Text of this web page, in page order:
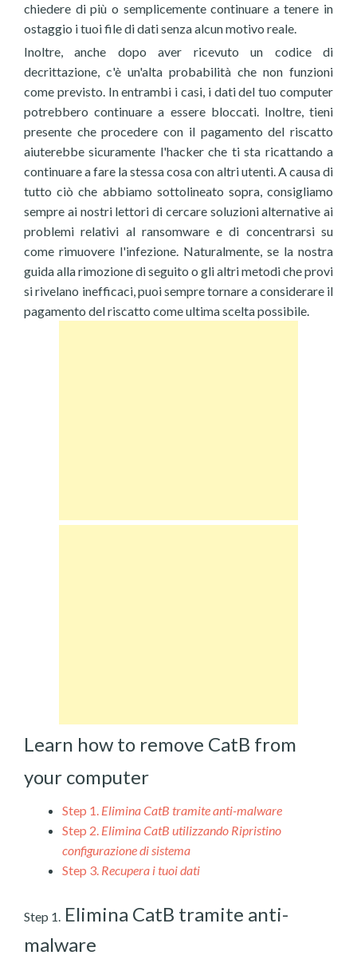
chiedere di più o semplicemente continuare a tenere in
ostaggio i tuoi file di dati senza alcun motivo reale.
Inoltre, anche dopo aver ricevuto un codice di
decrittazione, c'è un'alta probabilità che non funzioni
come previsto. In entrambi i casi, i dati del tuo computer
potrebbero continuare a essere bloccati. Inoltre, tieni
presente che procedere con il pagamento del riscatto
aiuterebbe sicuramente l'hacker che ti sta ricattando a
continuare a fare la stessa cosa con altri utenti. A causa di
tutto ciò che abbiamo sottolineato sopra, consigliamo
sempre ai nostri lettori di cercare soluzioni alternative ai
problemi relativi al ransomware e di concentrarsi su
come rimuovere l'infezione. Naturalmente, se la nostra
guida alla rimozione di seguito o gli altri metodi che provi
si rivelano inefficaci, puoi sempre tornare a considerare il
pagamento del riscatto come ultima scelta possibile.
Learn how to remove CatB from
your computer
Step 1. Elimina CatB tramite anti-malware
Step 2. Elimina CatB utilizzando Ripristino
configurazione di sistema
Step 3. Recupera i tuoi dati
Step 1. Elimina CatB tramite anti-
malware